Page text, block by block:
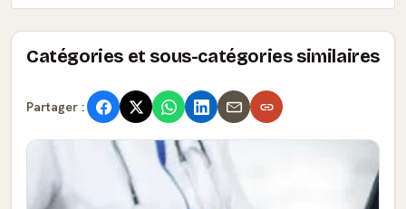
Catégories et sous-catégories similaires
Partager :